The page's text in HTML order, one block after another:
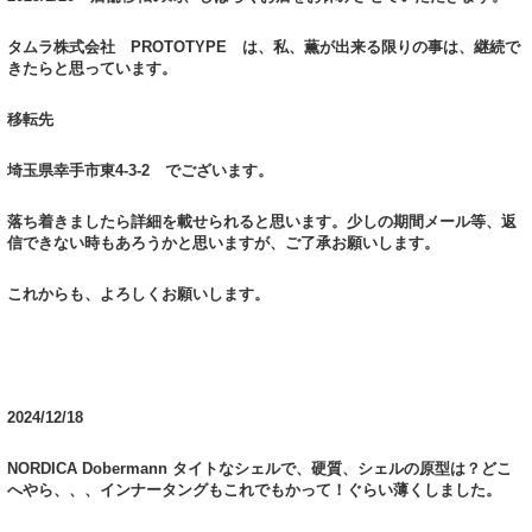
タムラ株式会社 PROTOTYPE は、私、薫が出来る限りの事は、継続で
きたらと思っています。
移転先
埼玉県幸手市東4-3-2 でございます。
落ち着きましたら詳細を載せられると思います。少しの期間メール等、返
信できない時もあろうかと思いますが、ご了承お願いします。
これからも、よろしくお願いします。
2024/12/18
NORDICA Dobermann タイトなシェルで、硬質、シェルの原型は？どこ
へやら、、、インナータングもこれでもかって！ぐらい薄くしました。